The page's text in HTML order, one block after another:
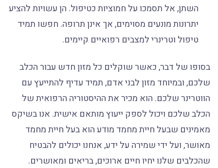
השתן, אל תסמכו על חמוציות כטיפול. הן עשויות להציע
יתרונות מונעים מסוימים, אך אינן תרופה. חפשו תמיד
טיפול וטרינרי למצבים רפואיים קיימים.
בסופו של דבר, כאשר שוקלים כל מזון חדש עבור הכלב
שלכם, ובמיוחד מזון לבני אדם, תמיד עדיף להתייעץ עם
הווטרינר שלכם. הוא מכיר את ההיסטוריה הרפואית של
הכלב שלכם ויכול לספק ייעוץ מותאם אישית. אנו בשיקס
מאמינים שבעל חיית מחמד מודע הוא בעל חיית מחמד
מאושר, ועל ידי שמירה על ידע, אנחנו יכולים להבטיח
שהכלבים שלנו יחיו חיים ארוכים, בריאים ומאושרים.